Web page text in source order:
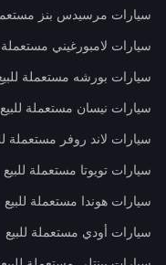
سيارات مرسيدس بنز
سيارات لامبورغيني مستعملة
سيارات بورشه مستعملة
سيارات نيسان مستعملة للبيع
سيارات لاند روفر مستعملة
سيارات تويوتا مستعملة للبيع
سيارات هوندا مستعملة للبيع
سيارات أودي مستعملة للبيع